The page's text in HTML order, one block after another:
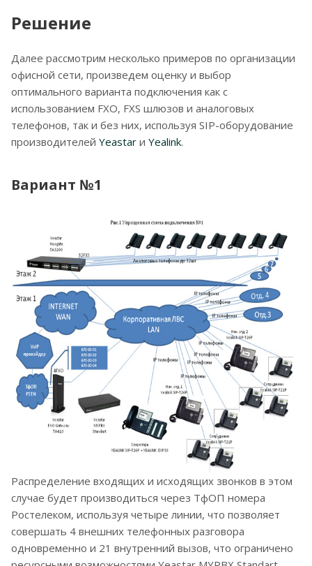
Решение
Далее рассмотрим несколько примеров по организации
офисной сети, произведем оценку и выбор
оптимального варианта подключения как с
использованием FXO, FXS шлюзов и аналоговых
телефонов, так и без них, используя SIP-оборудование
производителей Yeastar и Yealink.
Вариант №1
Распределение входящих и исходящих звонков в этом
случае будет производиться через ТфОП номера
Ростелеком, используя четыре линии, что позволяет
совершать 4 внешних телефонных разговора
одновременно и 21 внутренний вызов, что ограничено